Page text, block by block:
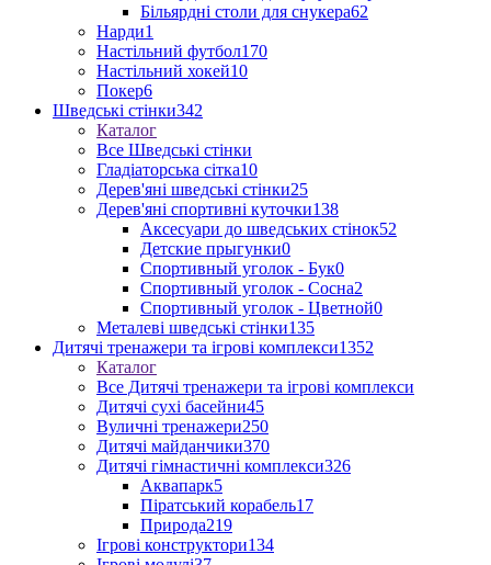
Більярдні столи для снукера62
Нарди1
Настільний футбол170
Настільний хокей10
Покер6
Шведські стінки342
Каталог
Все Шведські стінки
Гладіаторська сітка10
Дерев'яні шведські стінки25
Дерев'яні спортивні куточки138
Аксесуари до шведських стінок52
Детские прыгунки0
Спортивный уголок - Бук0
Спортивный уголок - Сосна2
Спортивный уголок - Цветной0
Металеві шведські стінки135
Дитячі тренажери та ігрові комплекси1352
Каталог
Все Дитячі тренажери та ігрові комплекси
Дитячі сухі басейни45
Вуличні тренажери250
Дитячі майданчики370
Дитячі гімнастичні комплекси326
Аквапарк5
Піратський корабель17
Природа219
Ігрові конструктори134